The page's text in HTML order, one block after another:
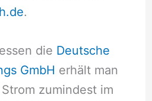
.
die Deutsche
GmbH erhält man
zumindest im